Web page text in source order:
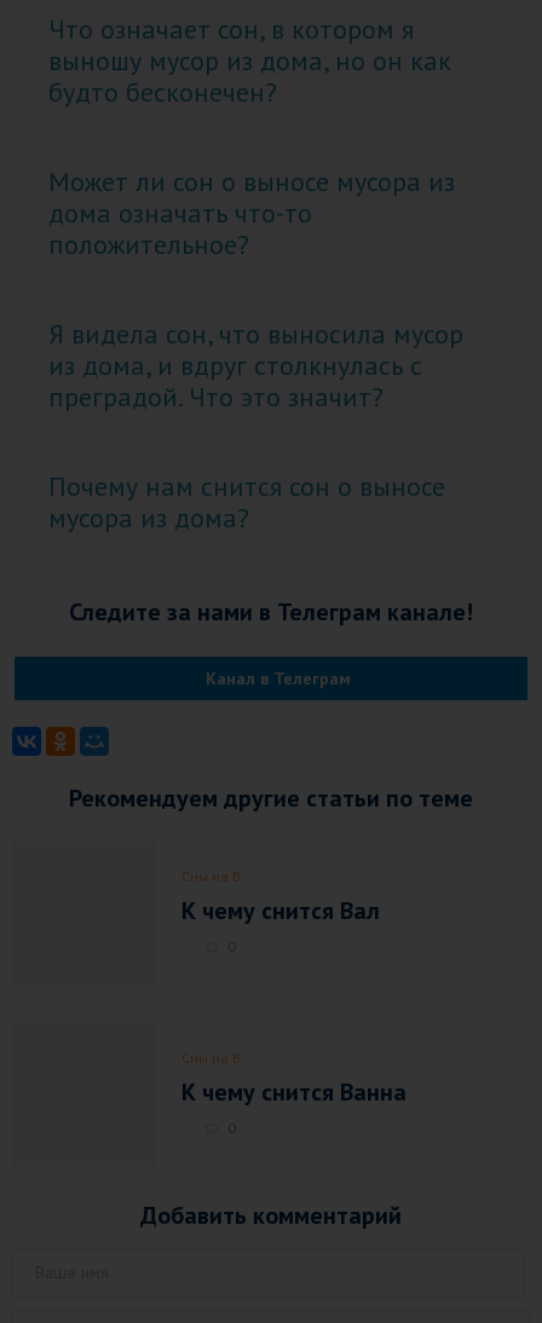
Что означает сон, в котором я
выношу мусор из дома, но он как
будто бесконечен?
Может ли сон о выносе мусора из
дома означать что-то
положительное?
Я видела сон, что выносила мусор
из дома, и вдруг столкнулась с
преградой. Что это значит?
Почему нам снится сон о выносе
мусора из дома?
Следите за нами в Телеграм канале!
Канал в Телеграм
Рекомендуем другие статьи по теме
Сны на В
К чему снится Вал
Сны на В
К чему снится Ванна
Добавить комментарий